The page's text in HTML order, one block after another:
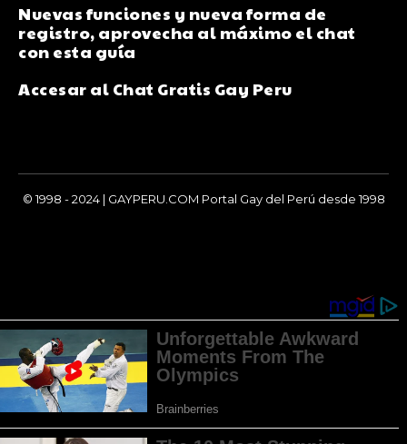
Nuevas funciones y nueva forma de
registro, aprovecha al máximo el chat
con esta guía
Accesar al Chat Gratis Gay Peru
© 1998 - 2024 | GAYPERU.COM Portal Gay del Perú desde 1998